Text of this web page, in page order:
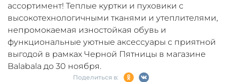
ассортимент! Теплые куртки и пуховики с
высокотехнологичными тканями и утеплителями,
непромокаемая изностойкая обувь и
функциональные уютные аксессуары с приятной
выгодой в рамках Черной Пятницы в магазине
Balabala до 30 ноября.
Поделиться в: